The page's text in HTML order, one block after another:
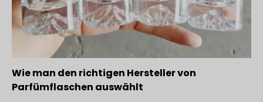
Wie man den richtigen Hersteller von
Parfümflaschen auswählt